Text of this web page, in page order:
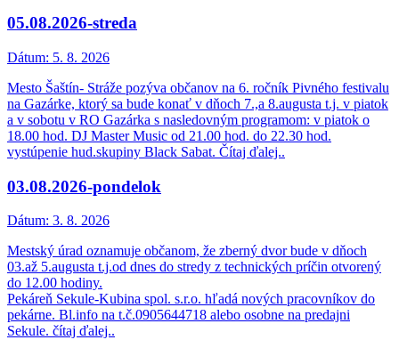
05.08.2026-streda
Dátum: 5. 8. 2026
Mesto Šaštín- Stráže pozýva občanov na 6. ročník Pivného festivalu
na Gazárke, ktorý sa bude konať v dňoch 7.,a 8.augusta t.j. v piatok
a v sobotu v RO Gazárka s nasledovným programom: v piatok o
18.00 hod. DJ Master Music od 21.00 hod. do 22.30 hod.
vystúpenie hud.skupiny Black Sabat. Čítaj ďalej..
03.08.2026-pondelok
Dátum: 3. 8. 2026
Mestský úrad oznamuje občanom, že zberný dvor bude v dňoch
03.až 5.augusta t.j.od dnes do stredy z technických príčin otvorený
do 12.00 hodiny.
Pekáreň Sekule-Kubina spol. s.r.o. hľadá nových pracovníkov do
pekárne. Bl.info na t.č.0905644718 alebo osobne na predajni
Sekule. čítaj ďalej..